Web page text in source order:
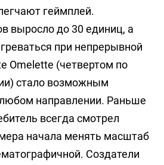
геймплей.
выросло до 30 единиц, а
при непрерывной
Omelette (четвертом по
стало возможным
направлении. Раньше
всегда смотрел
начала менять масштаб
Создатели